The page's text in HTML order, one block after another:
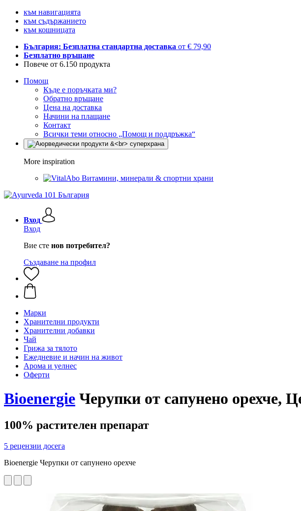
към навигацията
към съдържанието
към кошницата
България: Безплатна стандартна доставка от € 79,90
Безплатно връщане
Повече от 6.150 продукта
Помощ
Къде е поръчката ми?
Обратно връщане
Цена на доставка
Начини на плащане
Контакт
Всички теми относно „Помощ и поддръжка“
More inspiration
Витамини, минерали & спортни храни
Вход
Вход
Вие сте нов потребител?
Създаване на профил
Марки
Хранителни продукти
Хранителни добавки
Чай
Грижа за тялото
Ежедневие и начин на живот
Арома и уелнес
Оферти
Bioenergie Черупки от сапунено орехче,
100% растителен препарат
5 рецензии досега
Bioenergie Черупки от сапунено орехче